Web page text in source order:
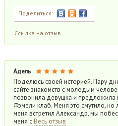
Поделиться:
Ссылка на отзыв
Адель
Поделюсь своей историей. Пару
сайте знакомств с молодым
позвонила девушка и предложила
Фэмели клаб. Меня это смутило,
меня встретил Александр, мы
меня с Весь отзыв